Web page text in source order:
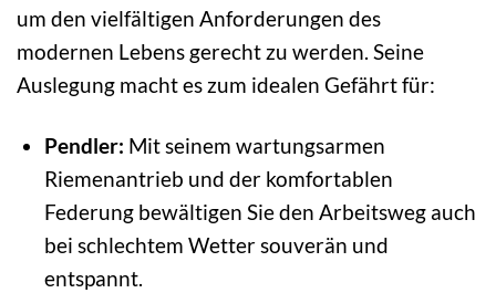
um den vielfältigen Anforderungen des
modernen Lebens gerecht zu werden. Seine
Auslegung macht es zum idealen Gefährt für:
Pendler: Mit seinem wartungsarmen
Riemenantrieb und der komfortablen
Federung bewältigen Sie den Arbeitsweg auch
bei schlechtem Wetter souverän und
entspannt.